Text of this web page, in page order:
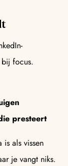
focus.
presteert
als vissen
je vangt niks.